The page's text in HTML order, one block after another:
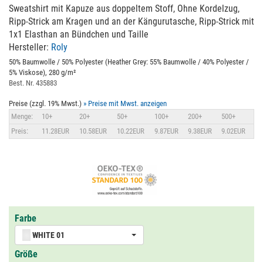
Sweatshirt mit Kapuze aus doppeltem Stoff, Ohne Kordelzug,
Ripp-Strick am Kragen und an der Kängurutasche, Ripp-Strick mit
1x1 Elasthan an Bündchen und Taille
Hersteller: Roly
50% Baumwolle / 50% Polyester (Heather Grey: 55% Baumwolle / 40% Polyester /
5% Viskose), 280 g/m²
Best. Nr. 435883
Preise (zzgl. 19% Mwst.) » Preise mit Mwst. anzeigen
Menge:
10+ 20+ 50+ 100+ 200+
500+
Preis:
11.28EUR 10.58EUR 10.22EUR 9.87EUR 9.38EUR 9.02EUR
Farbe
WHITE 01
Größe